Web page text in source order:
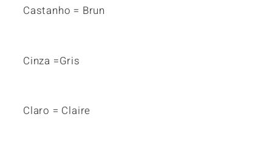
Castanho = Brun
Cinza =Gris
Claro = Claire